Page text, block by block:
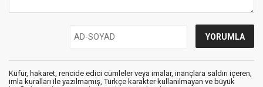
Küfür, hakaret, rencide edici cümleler veya imalar, inançlara saldırı içeren,
imla kuralları ile yazılmamış, Türkçe karakter kullanılmayan ve büyük